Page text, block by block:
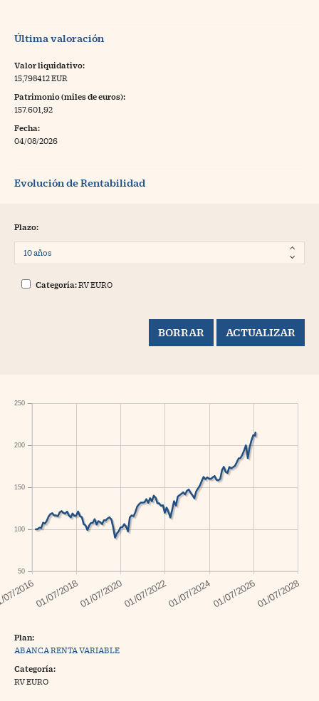
Última valoración
Valor liquidativo:
15,798412 EUR
Patrimonio (miles de euros):
157.601,92
Fecha:
04/08/2026
Evolución de Rentabilidad
Plazo:
Categoría:RV EURO
50
100
150
200
250
Plan:
ABANCA RENTA VARIABLE
Categoría:
RV EURO